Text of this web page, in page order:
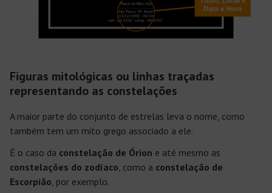
Figuras mitológicas ou linhas traçadas
representando as constelações
A maior parte do conjunto de estrelas leva o nome, como
também tem um mito grego associado a ele.
É o caso da constelação de Órion e até mesmo as
constelações do zodíaco, como a constelação de
Escorpião, por exemplo.